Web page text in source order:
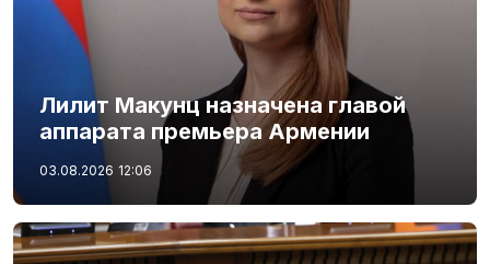
Лилит Макунц назначена главой
аппарата премьера Армении
03.08.2026 12:06